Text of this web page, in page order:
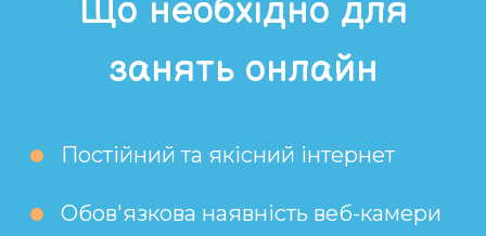
Що необхідно для
занять онлайн
Постійний та якісний інтернет
Обов'язкова наявність веб-камери